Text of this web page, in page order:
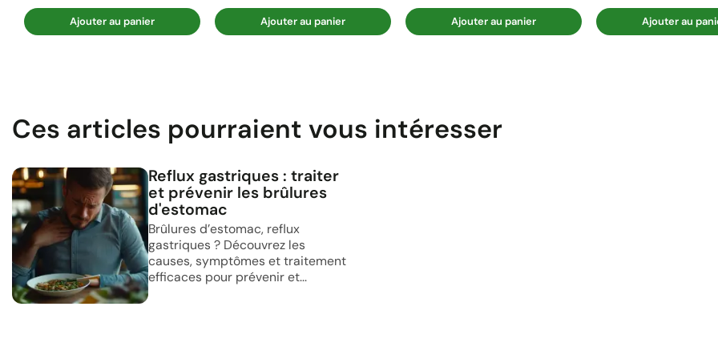
Ajouter au panier Ajouter au panier Ajouter au panier Ajouter au
Ces articles pourraient vous intéresser
Reflux gastriques : traiter
et prévenir les brûlures
d'estomac
Brûlures d’estomac, reflux
gastriques ? Découvrez les
causes, symptômes et traitement
efficaces pour prévenir et...